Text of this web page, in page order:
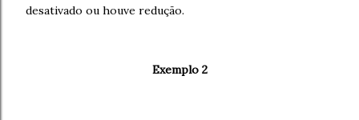
desativado ou houve redução.
Exemplo 2